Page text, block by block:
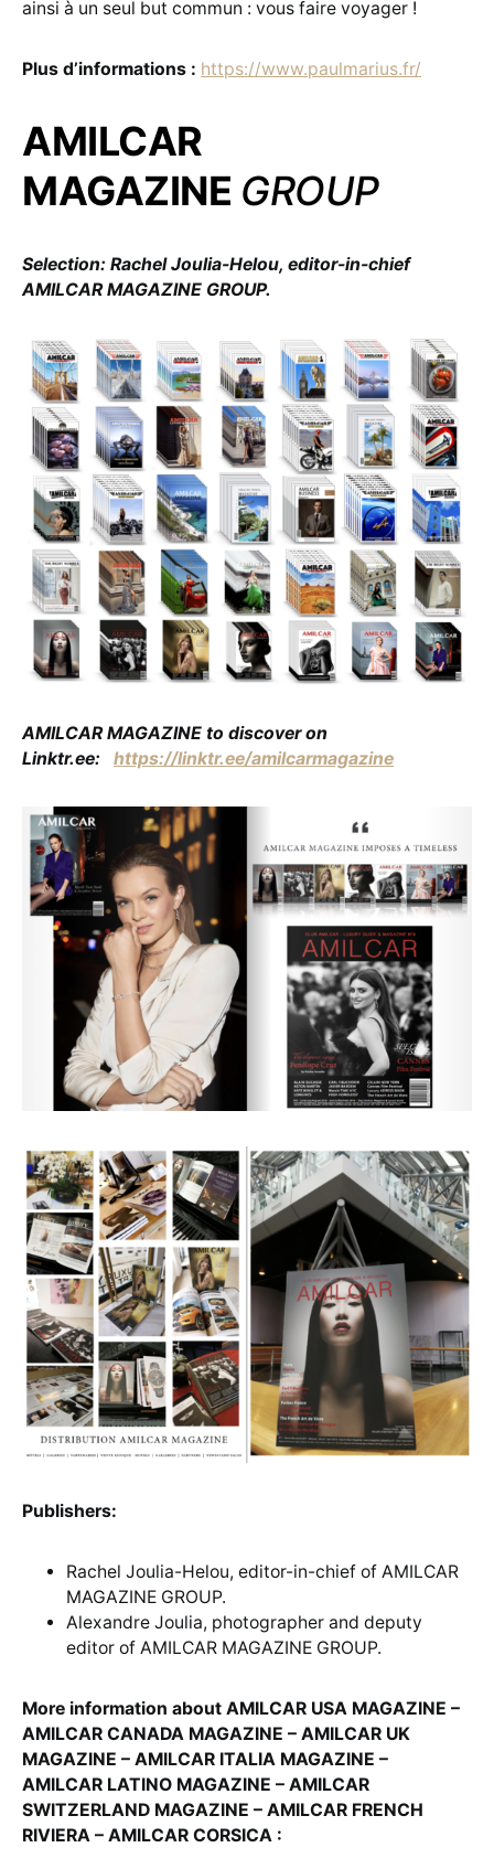
ainsi à un seul but commun : vous faire voyager !
Plus d’informations : https://www.paulmarius.fr/
AMILCAR
MAGAZINE GROUP
Selection: Rachel Joulia-Helou, editor-in-chief
AMILCAR MAGAZINE GROUP.
AMILCAR MAGAZINE to discover on
Linktr.ee: https://linktr.ee/amilcarmagazine
Publishers:
Rachel Joulia-Helou, editor-in-chief of AMILCAR
MAGAZINE GROUP.
Alexandre Joulia, photographer and deputy
editor of AMILCAR MAGAZINE GROUP.
More information about AMILCAR USA MAGAZINE –
AMILCAR CANADA MAGAZINE – AMILCAR UK
MAGAZINE – AMILCAR ITALIA MAGAZINE –
AMILCAR LATINO MAGAZINE – AMILCAR
SWITZERLAND MAGAZINE – AMILCAR FRENCH
RIVIERA – AMILCAR CORSICA :